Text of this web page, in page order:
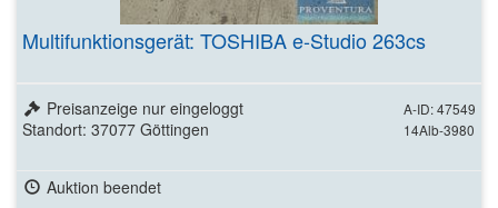
Multifunktionsgerät: TOSHIBA e-Studio 263cs
A-ID: 47549
14Alb-3980
Preisanzeige nur eingeloggt
Standort: 37077 Göttingen
Auktion beendet